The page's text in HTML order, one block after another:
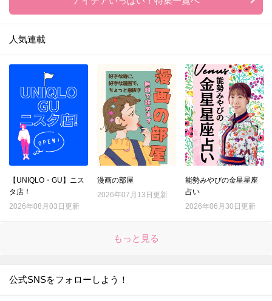
人気連載
【UNIQLO・GU】ニス
タ店！
2026年08月03日更新
漫画の部屋
2026年07月13日更新
能勢みやびの金星星座
占い
2026年06月30日更新
もっと見る
公式SNSをフォローしよう！